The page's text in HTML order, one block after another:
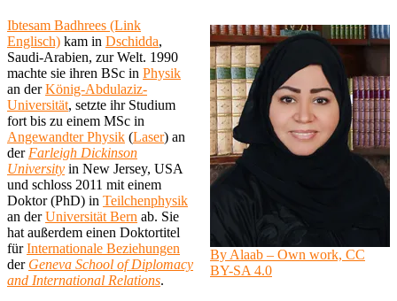
By Alaab – Own work, CC
BY-SA 4.0
Ibtesam Badhrees (Link
Englisch) kam in Dschidda,
Saudi-Arabien, zur Welt. 1990
machte sie ihren BSc in Physik
an derKönig-Abdulaziz-
Universität, setzte ihr Studium
fort bis zu einem MSc in
Angewandter Physik (Laser) an
der Farleigh Dickinson
University in New Jersey, USA
und schloss 2011 mit einem
Doktor (PhD) in Teilchenphysik
an derUniversität Bern ab. Sie
hat außerdem einen Doktortitel
fürInternationale Beziehungen
der Geneva School of Diplomacy
and International Relations.